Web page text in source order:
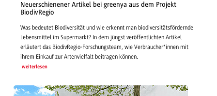
Neuerschienener Artikel bei greenya aus dem Projekt
BiodivRegio
Was bedeutet Biodiversität und wie erkennt man biodiversitätsfördernde
Lebensmittel im Supermarkt? In dem jüngst veröffentlichten Artikel
erläutert das BiodivRegio-Forschungsteam, wie Verbraucher*innen mit
ihrem Einkauf zur Artenvielfalt beitragen können.
weiterlesen